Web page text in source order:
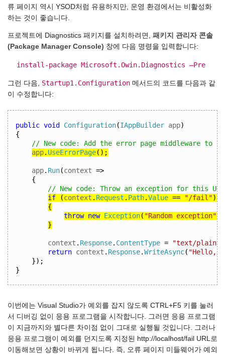
류 페이지 역시 YSOD처럼 유용하지만, 운영 환경에서는 비활성화
하는 것이 좋습니다.
프로젝트에 Diagnostics 패키지를 설치하려면, 패키지 관리자 콘솔
(Package Manager Console) 창에 다음 명령을 입력합니다:
install-package Microsoft.Owin.Diagnostics –Pre
그런 다음, Startup1.Configuration 메서드의 코드를 다음과 같
이 수정합니다:
public void Configuration(IAppBuilder app)
{
// New code: Add the error page middleware to
app. UseErrorPage();
app. Run(context =>
{
// New code: Throw an exception for this
if
(context . Request . Path.Value == "/fail")
{
throw new Exception( "Random exception");
}
context . Response. ContentType = "text/plain"
return context . Response.WriteAsync( "Hello,
});
}
이번에는 Visual Studio가 예외를 잡지 않도록 CTRL+F5 키를 눌러
서 디버깅 없이 응용 프로그램을 시작합니다. 그러면 응용 프로그램
이 지금까지와 별다른 차이점 없이 그대로 실행될 것입니다. 그러나
응용 프로그램이 예외를 던지도록 지정된 http://localhost/fail URL로
이동해보면 상황이 바뀌게 됩니다. 즉, 오류 페이지 미들웨어가 예외